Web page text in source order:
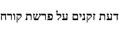
דעת זקנים על פרשת קורח